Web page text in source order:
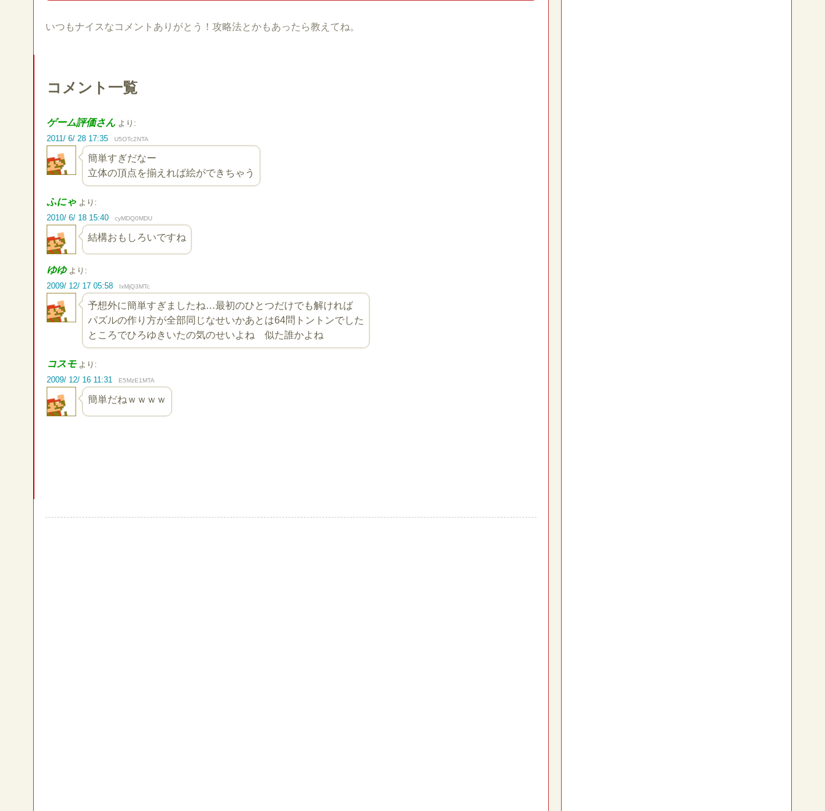
いつもナイスなコメントありがとう！攻略法とかもあったら教えてね。
コメント一覧
ゲーム評価さん より:
2011/ 6/ 28 17:35
U5OTc2NTA
簡単すぎだなー
立体の頂点を揃えれば絵ができちゃう
ふにゃ より:
2010/ 6/ 18 15:40
cyMDQ0MDU
結構おもしろいですね
ゆゆ より:
2009/ 12/ 17 05:58
IxMjQ3MTc
予想外に簡単すぎましたね…最初のひとつだけでも解ければ
パズルの作り方が全部同じなせいかあとは64問トントンでした
ところでひろゆきいたの気のせいよね 似た誰かよね
コスモ より:
2009/ 12/ 16 11:31
E5MzE1MTA
簡単だねｗｗｗｗ